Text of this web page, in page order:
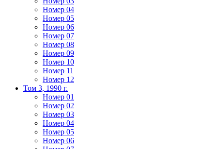
Номер 04
Номер 05
Номер 06
Номер 07
Номер 08
Номер 09
Номер 10
Номер 11
Номер 12
Том 3, 1990 г.
Номер 01
Номер 02
Номер 03
Номер 04
Номер 05
Номер 06